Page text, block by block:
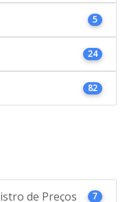
5
24
82
de Preços 7